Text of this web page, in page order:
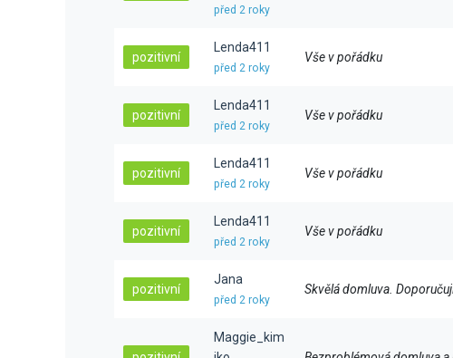
před 2 roky
pozitivní
Lenda411
před 2 roky
Vše v pořádku
pozitivní
Lenda411
před 2 roky
Vše v pořádku
pozitivní
Lenda411
před 2 roky
Vše v pořádku
pozitivní
Lenda411
před 2 roky
Vše v pořádku
pozitivní
Jana
před 2 roky
Skvělá domluva.
Maggie_kim